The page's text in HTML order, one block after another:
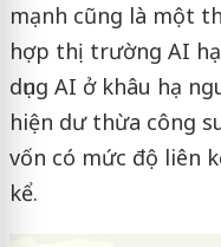
mạnh cũng là một
hợp thị trường AI
dụng AI ở khâu hạ
hiện dư thừa công
vốn có mức độ liên
kể.